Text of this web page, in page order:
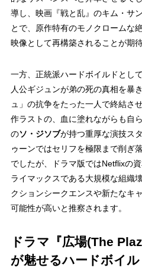
導し、映画『戦と乱』のキム・サ
とで、原作特有のモノクロームな
映像として再構築されることが期待
一方、正統派ハードボイルドとし
人公ギジュンが弟の死の真相を暴
ュ」の抗争をたった一人で終結さ
作ラストの、血に塗れながらも自
のソ・ジソブが持つ重厚な演技ス
ゥーンではセリフを極限まで削ぎ
でしたが、ドラマ版ではNetflixの
ライマックスである大規模な組織
クションシークエンスや新たなキ
可能性が高いと推察されます。
ドラマ『広場(The
が魅せるハードボイ